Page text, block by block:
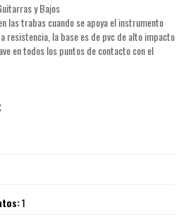
y Bajos
las trabas cuando se apoya el instrumento
resistencia, la base es de pvc de alto impacto
en todos los puntos de contacto con el
1